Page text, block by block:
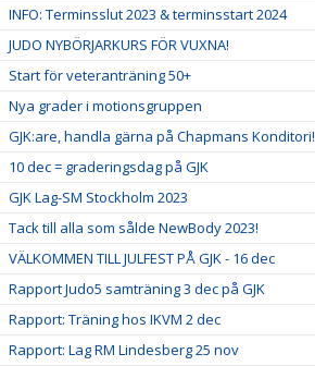
INFO: Terminsslut 2023 & terminsstart 2024
JUDO NYBÖRJARKURS FÖR VUXNA!
Start för veteranträning 50+
Nya grader i motionsgruppen
GJK:are, handla gärna på Chapmans Konditori!
10 dec = graderingsdag på GJK
GJK Lag-SM Stockholm 2023
Tack till alla som sålde NewBody 2023!
VÄLKOMMEN TILL JULFEST PÅ GJK - 16 dec
Rapport Judo5 samträning 3 dec på GJK
Rapport: Träning hos IKVM 2 dec
Rapport: Lag RM Lindesberg 25 nov